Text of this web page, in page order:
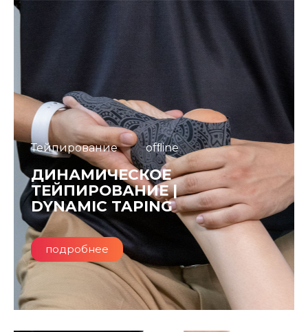
Тейпирование ofﬂine
ДИНАМИЧЕСКОЕ
ТЕЙПИРОВАНИЕ |
DYNAMIC TAPING
подробнее